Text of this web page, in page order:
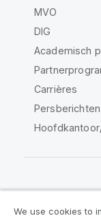
MVO
DIG
Academisch
Carrières
Persberichten
We use cookies to